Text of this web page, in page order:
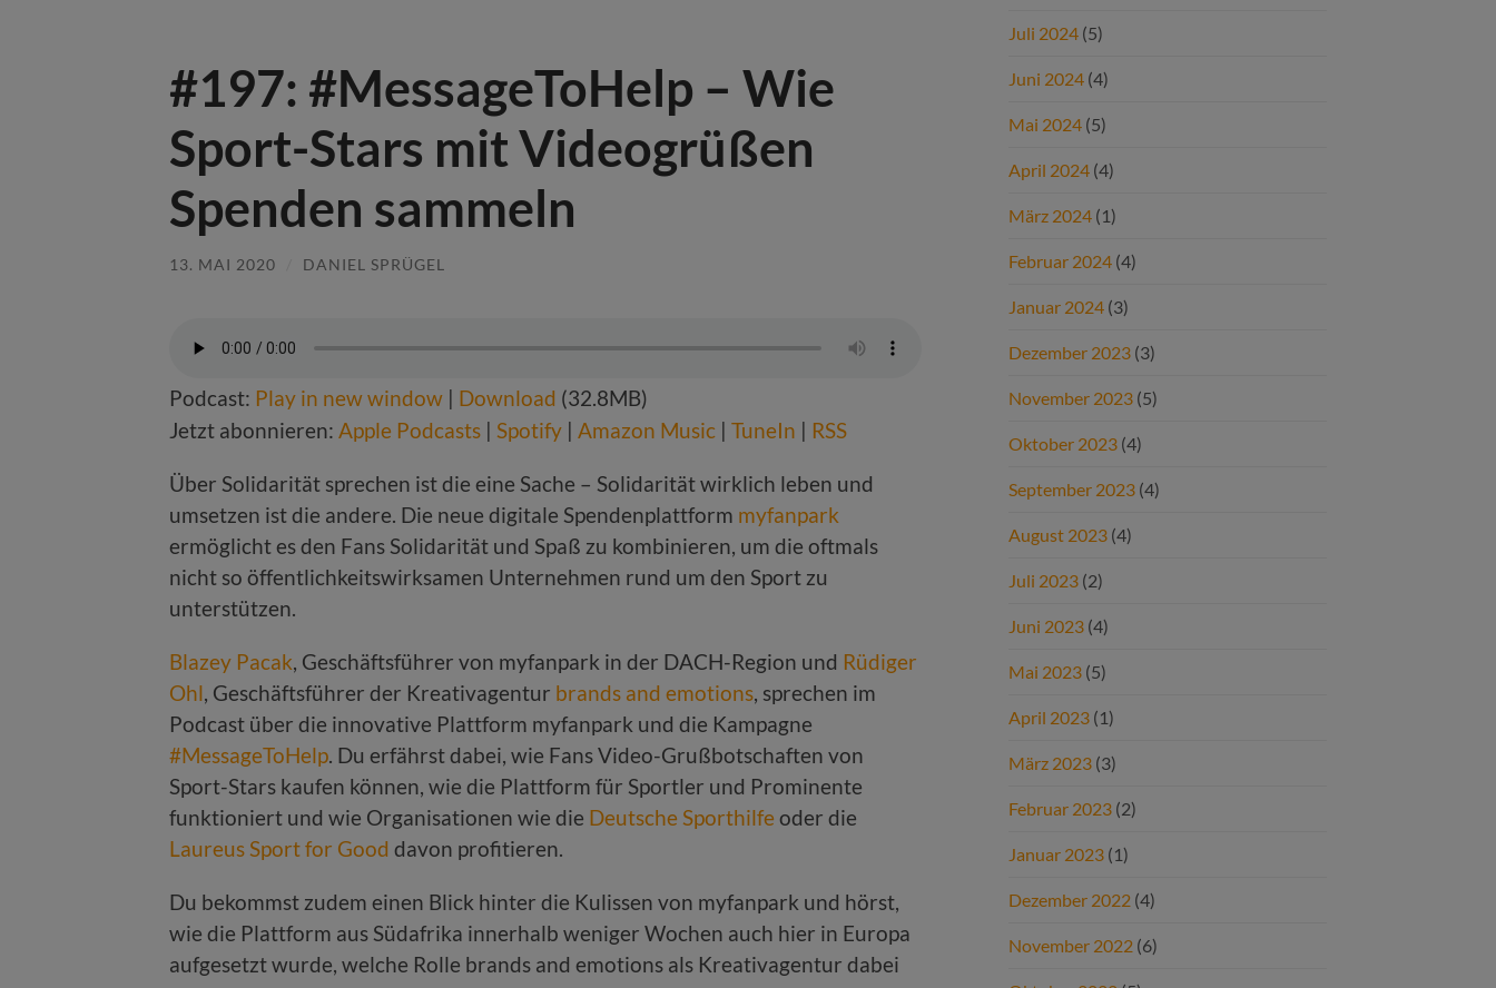
#197: #MessageToHelp – Wie
Sport-Stars mit Videogrüßen
Spenden sammeln
13. MAI 2020 DANIEL SPRÜGEL
Podcast: Play in new window | Download (32.8MB)
Jetzt abonnieren: Apple Podcasts | Spotify | Amazon Music | TuneIn | RSS
Über Solidarität sprechen ist die eine Sache – Solidarität wirklich leben und
umsetzen ist die andere. Die neue digitale Spendenplattform myfanpark
ermöglicht es den Fans Solidarität und Spaß zu kombinieren, um die oftmals
nicht so öffentlichkeitswirksamen Unternehmen rund um den Sport zu
unterstützen.
Blazey Pacak, Geschäftsführer von myfanpark in der DACH-Region und Rüdiger
Ohl, Geschäftsführer der Kreativagentur brands and emotions, sprechen im
Podcast über die innovative Plattform myfanpark und die Kampagne
#MessageToHelp. Du erfährst dabei, wie Fans Video-Grußbotschaften von
Sport-Stars kaufen können, wie die Plattform für Sportler und Prominente
funktioniert und wie Organisationen wie die Deutsche Sporthilfe oder die
Laureus Sport for Good davon profitieren.
Du bekommst zudem einen Blick hinter die Kulissen von myfanpark und hörst,
wie die Plattform aus Südafrika innerhalb weniger Wochen auch hier in Europa
aufgesetzt wurde, welche Rolle brands and emotions als Kreativagentur dabei
Juli 2024 (5)
Juni 2024 (4)
Mai 2024 (5)
April 2024 (4)
März 2024 (1)
Februar 2024 (4)
Januar 2024 (3)
Dezember 2023 (3)
November 2023 (5)
Oktober 2023 (4)
September 2023 (4)
August 2023 (4)
Juli 2023 (2)
Juni 2023 (4)
Mai 2023 (5)
April 2023 (1)
März 2023 (3)
Februar 2023 (2)
Januar 2023 (1)
Dezember 2022 (4)
November 2022 (6)